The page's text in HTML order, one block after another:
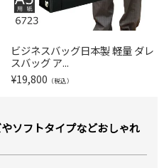
ビジネスバッグ日本製 軽量 ダレ
スバッグ ア...
¥19,800 （税込）
ソフトタイプなどおしゃれ